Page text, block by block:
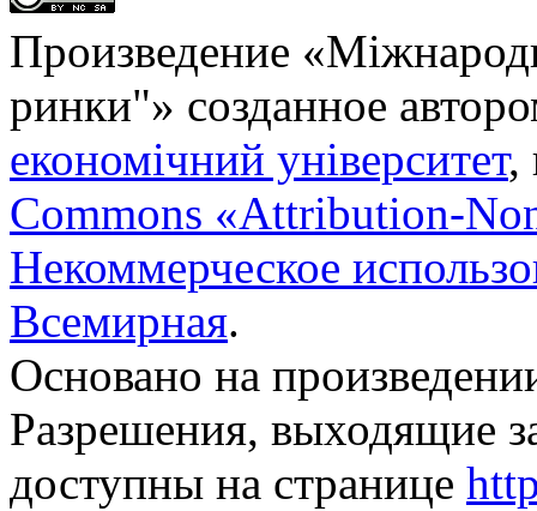
Произведение «
ринки"» созданное
економічний університет,
Commons «Attribution-
Некоммерческое
Всемирная.
Основано на
Разрешения, выходящие
доступны на странице